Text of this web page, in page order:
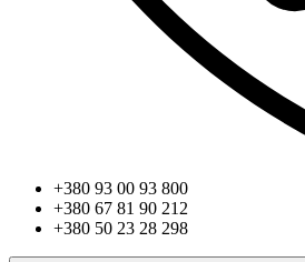
+380 93 00 93 800
+380 67 81 90 212
+380 50 23 28 298